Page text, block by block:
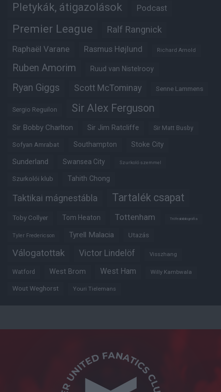
Pletykák, átigazolások Podcast
Premier League Ralf Rangnick
Raphaël Varane Rasmus Højlund Richard Arnold
Ruben Amorim Ruud van Nistelrooy
Ryan Giggs Scott McTominay Senne Lammens
Sergio Reguilon Sir Alex Ferguson
Sir Bobby Charlton Sir Jim Ratcliffe Sir Matt Busby
Sofyan Amrabat Southampton Stoke City
Sunderland Swansea City Szurkoló szemmel
Szurkolói klub Tahith Chong
Taktikai mágnestábla Tartalék csapat
Toby Collyer Tom Heaton Tottenham Trófeabibliográfia
Tyler Fredericson Tyrell Malacia Utazás
Válogatottak Victor Lindelöf Visszhang
Watford West Brom West Ham Willy Kambwala
Wout Weghorst Youri Tielemans